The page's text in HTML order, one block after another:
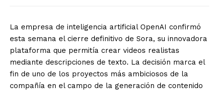
La empresa de inteligencia artificial OpenAI confirmó
esta semana el cierre definitivo de Sora, su innovadora
plataforma que permitía crear videos realistas
mediante descripciones de texto. La decisión marca el
fin de uno de los proyectos más ambiciosos de la
compañía en el campo de la generación de contenido